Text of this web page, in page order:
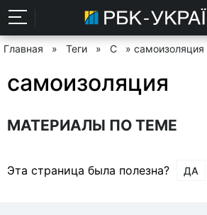
Главная » Теги » С » самоизоляция
самоизоляция
МАТЕРИАЛЫ ПО ТЕМЕ
Эта страница была полезна? ДА